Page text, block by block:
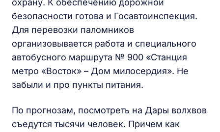
охрану. К обеспечению дорожной
безопасности готова и Госавтоинспекция.
Для перевозки паломников
организовывается работа и специального
автобусного маршрута № 900 «Станция
метро «Восток» – Дом милосердия». Не
забыли и про пункты питания.
По прогнозам, посмотреть на Дары волхвов
съедутся тысячи человек. Причем как